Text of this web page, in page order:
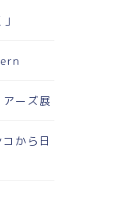
ーズ展
から日